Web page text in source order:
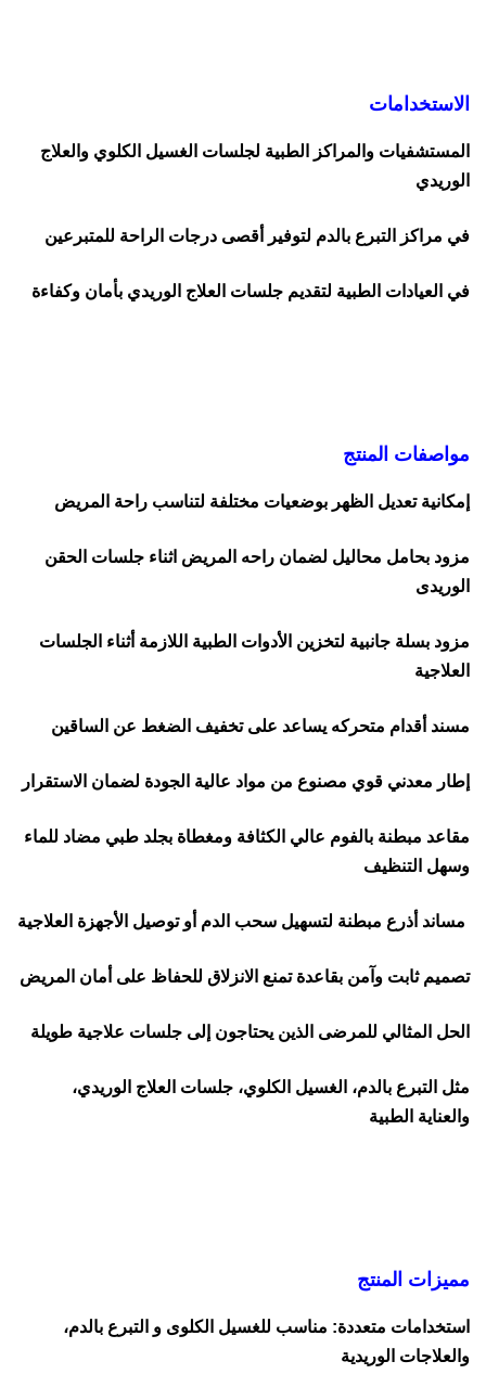
الاستخدامات
المستشفيات والمراكز الطبية لجلسات الغسيل الكلوي والعلاج
الوريدي
في مراكز التبرع بالدم لتوفير أقصى درجات الراحة للمتبرعين
في العيادات الطبية لتقديم جلسات العلاج الوريدي بأمان وكفاءة
مواصفات المنتج
إمكانية تعديل الظهر بوضعيات مختلفة لتناسب راحة المريض
مزود بحامل محاليل لضمان راحه المريض اثناء جلسات الحقن
الوريدى
مزود بسلة جانبية لتخزين الأدوات الطبية اللازمة أثناء الجلسات
العلاجية
مسند أقدام متحركه يساعد على تخفيف الضغط عن الساقين
إطار معدني قوي مصنوع من مواد عالية الجودة لضمان الاستقرار
مقاعد مبطنة بالفوم عالي الكثافة ومغطاة بجلد طبي مضاد للماء
وسهل التنظيف
مساند أذرع مبطنة لتسهيل سحب الدم أو توصيل الأجهزة العلاجية
تصميم ثابت وآمن بقاعدة تمنع الانزلاق للحفاظ على أمان المريض
الحل المثالي للمرضى الذين يحتاجون إلى جلسات علاجية طويلة
مثل التبرع بالدم، الغسيل الكلوي، جلسات العلاج الوريدي،
والعناية الطبية
مميزات المنتج
استخدامات متعددة: مناسب للغسيل الكلوى و التبرع بالدم،
والعلاجات الوريدية